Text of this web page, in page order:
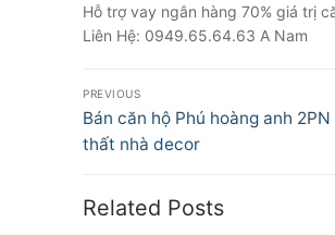
Hỗ trợ vay ngân hàng 70% giá trị
Liên Hệ: 0949.65.64.63 A Nam
Điều
hướng
bài
viết
PREVIOUS
Previous
post:
Bán căn hộ Phú hoàng anh
thất nhà decor
Related Posts